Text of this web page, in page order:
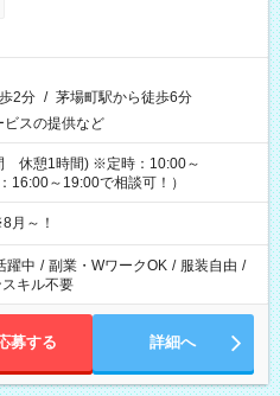
2分 / 茅場町駅から徒歩6分
ビスの提供など
休憩1時間) ※定時：10:00～
～19:00で相談可！）
月～！
躍中 / 副業・WワークOK / 服装自由 /
キル不要
募する 詳細へ